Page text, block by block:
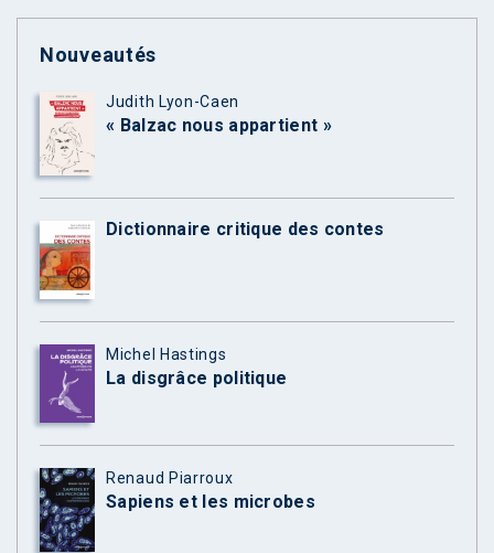
Nouveautés
Judith Lyon-Caen
« Balzac nous appartient »
Dictionnaire critique des contes
Michel Hastings
La disgrâce politique
Renaud Piarroux
Sapiens et les microbes